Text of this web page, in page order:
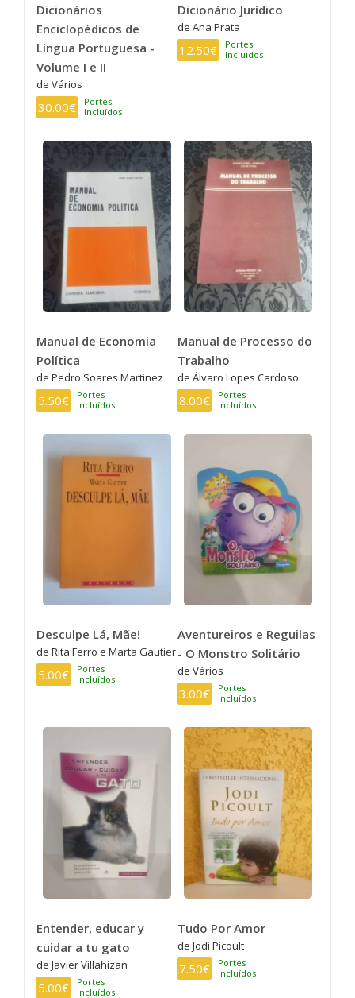
Dicionários
Enciclopédicos de
Língua Portuguesa -
Volume I e II
de Vários
30.00€
Portes
Incluídos
Dicionário Jurídico
de Ana Prata
12.50€
Portes
Incluídos
Manual de Economia
Política
de Pedro Soares Martinez
5.50€
Portes
Incluídos
Manual de Processo do
Trabalho
de Álvaro Lopes Cardoso
8.00€
Portes
Incluídos
Desculpe Lá, Mãe!
de Rita Ferro e Marta Gautier
5.00€
Portes
Incluídos
Aventureiros e Reguilas
- O Monstro Solitário
de Vários
3.00€
Portes
Incluídos
Entender, educar y
cuidar a tu gato
de Javier Villahizan
5.00€
Portes
Incluídos
Tudo Por Amor
de Jodi Picoult
7.50€
Portes
Incluídos